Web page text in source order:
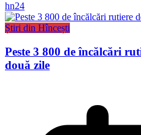
hn24
Știri din Hîncești
Peste 3 800 de încălcări
două zile